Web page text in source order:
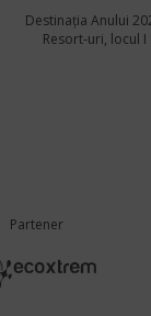
Destinația Anului
Resort-uri, locul I
Partener